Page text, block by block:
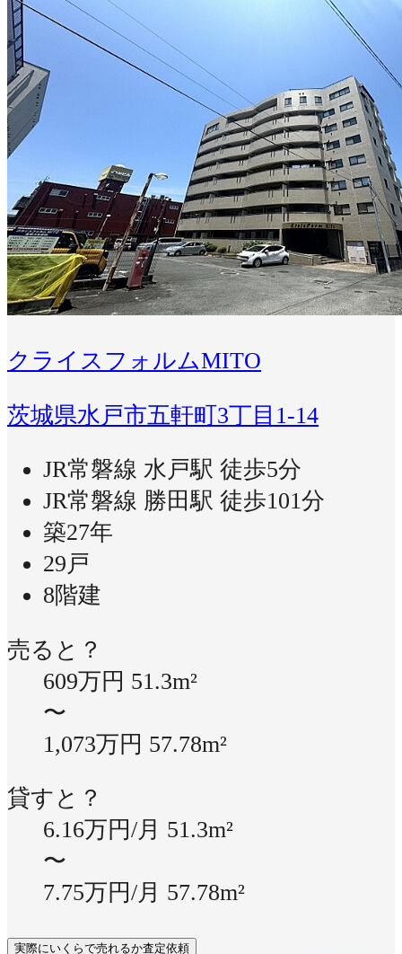
クライスフォルムMITO
茨城県水戸市五軒町3丁目1-14
JR常磐線 水戸駅 徒歩5分
JR常磐線 勝田駅 徒歩101分
築27年
29戸
8階建
売ると？
609万円 51.3m²
〜
1,073万円 57.78m²
貸すと？
6.16万円/月 51.3m²
〜
7.75万円/月 57.78m²
実際にいくらで売れるか査定依頼